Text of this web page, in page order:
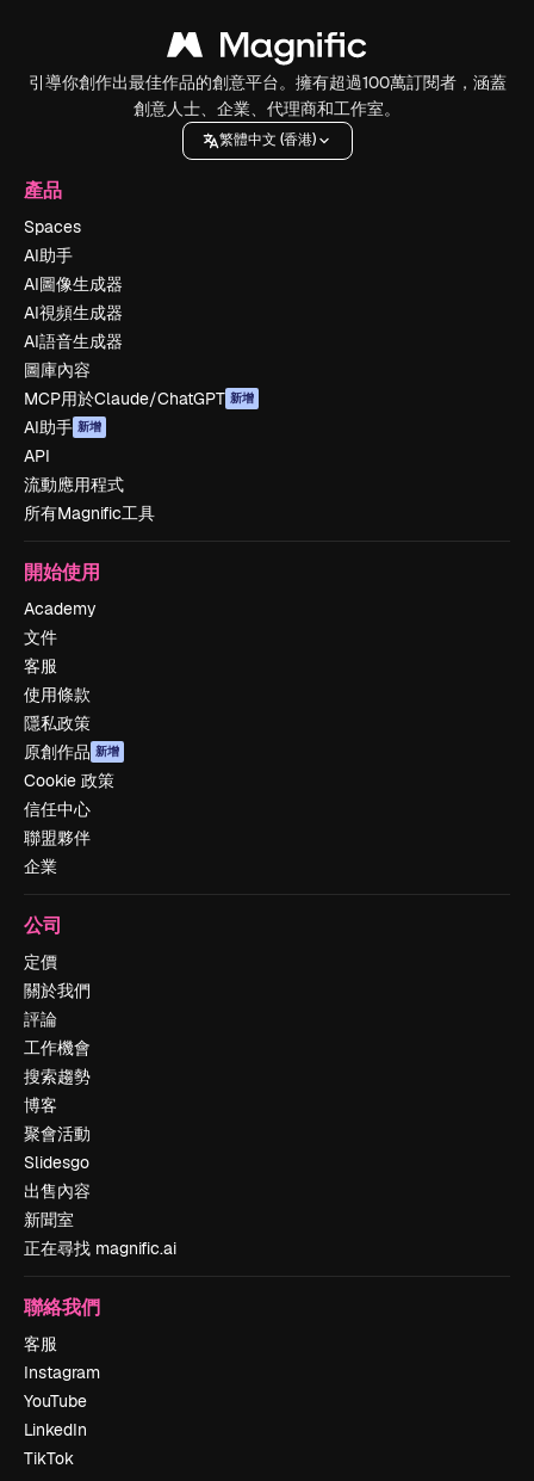
引導你創作出最佳作品的創意平台。擁有超過100萬訂閱者，涵蓋
創意人士、企業、代理商和工作室。
繁體中文 (香港)
產品
Spaces
AI助手
AI圖像生成器
AI視頻生成器
AI語音生成器
圖庫內容
MCP用於Claude/ChatGPT 新增
AI助手 新增
API
流動應用程式
所有Magnific工具
開始使用
Academy
文件
客服
使用條款
隱私政策
原創作品 新增
Cookie 政策
信任中心
聯盟夥伴
企業
公司
定價
關於我們
評論
工作機會
搜索趨勢
博客
聚會活動
Slidesgo
出售內容
新聞室
正在尋找 magnific.ai
聯絡我們
客服
Instagram
YouTube
LinkedIn
TikTok